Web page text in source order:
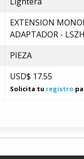
EXTENSION
ADAPTADOR -
PIEZA
USD$ 17.55
Solicita tu registro